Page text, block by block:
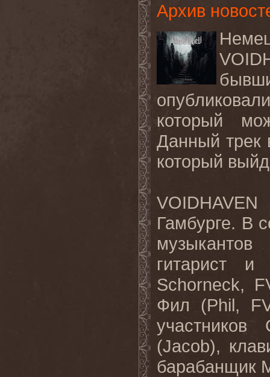
Архив
который
Данный трек
который
Гамбурге. В
гитарист
Schorneck,
Фил (Phil,
(Jacob),
барабанщик